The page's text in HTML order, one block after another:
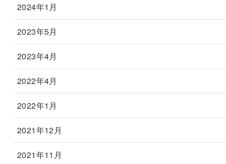
2024年1月
2023年5月
2023年4月
2022年4月
2022年1月
2021年12月
2021年11月